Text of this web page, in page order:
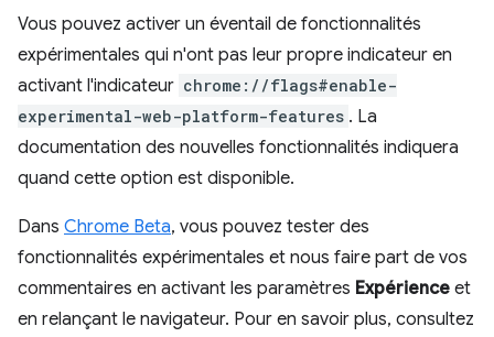
Vous pouvez activer un éventail de fonctionnalités
expérimentales qui n'ont pas leur propre indicateur en
activant l'indicateur chrome://flags#enable-
experimental-web-platform-features . La
documentation des nouvelles fonctionnalités indiquera
quand cette option est disponible.
Dans Chrome Beta, vous pouvez tester des
fonctionnalités expérimentales et nous faire part de vos
commentaires en activant les paramètres Expérience et
en relançant le navigateur. Pour en savoir plus, consultez